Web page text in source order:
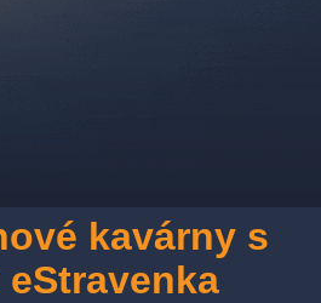
kavárny s